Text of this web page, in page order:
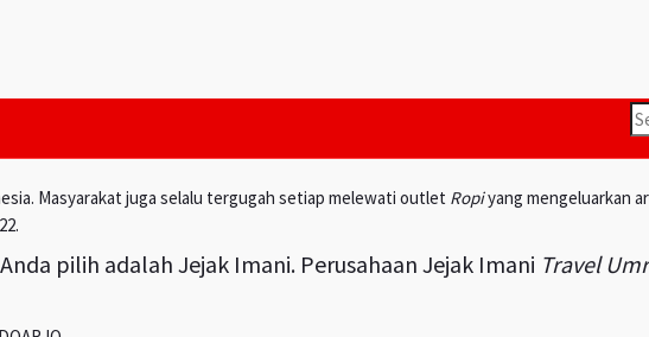
Masyarakat juga selalu tergugah setiap melewati outlet Ropiyang mengeluarkan
pilih adalah Jejak Imani. Perusahaan Jejak Imani Travel